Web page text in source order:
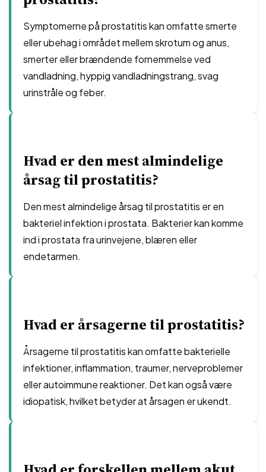
Symptomerne på prostatitis kan omfatte smerte
eller ubehag i området mellem skrotum og anus,
smerter eller brændende fornemmelse ved
vandladning, hyppig vandladningstrang, svag
urinstråle og feber.
Hvad er den mest almindelige
årsag til prostatitis?
Den mest almindelige årsag til prostatitis er en
bakteriel infektion i prostata. Bakterier kan komme
ind i prostata fra urinvejene, blæren eller
endetarmen.
Hvad er årsagerne til prostatitis?
Årsagerne til prostatitis kan omfatte bakterielle
infektioner, inflammation, traumer, nerveproblemer
eller autoimmune reaktioner. Det kan også være
idiopatisk, hvilket betyder at årsagen er ukendt.